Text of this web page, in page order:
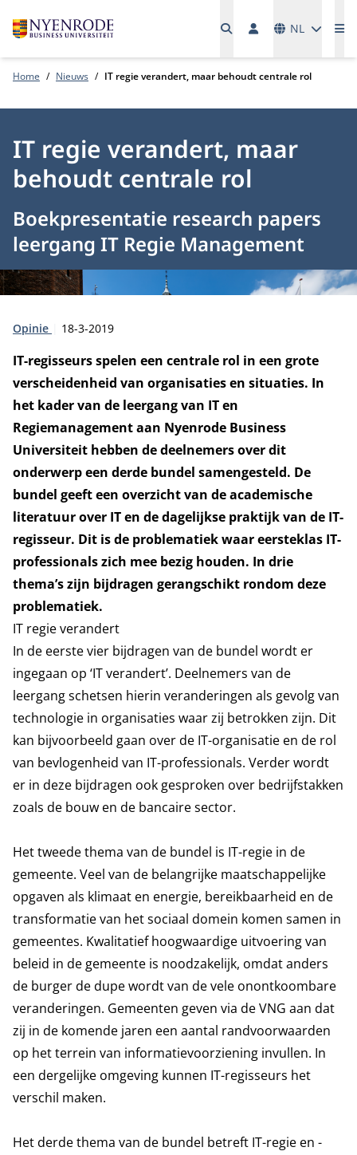
NL
Home Nieuws IT regie verandert, maar behoudt centrale rol
IT regie verandert, maar
behoudt centrale rol
Boekpresentatie research papers
leergang IT Regie Management
Type:
Opinie Publicatiedatum:
18-3-2019
IT-regisseurs spelen een centrale rol in een grote
verscheidenheid van organisaties en situaties. In
het kader van de leergang van IT en
Regiemanagement aan Nyenrode Business
Universiteit hebben de deelnemers over dit
onderwerp een derde bundel samengesteld. De
bundel geeft een overzicht van de academische
literatuur over IT en de dagelijkse praktijk van de IT-
regisseur. Dit is de problematiek waar eersteklas IT-
professionals zich mee bezig houden. In drie
thema’s zijn bijdragen gerangschikt rondom deze
problematiek.
IT regie verandert
In de eerste vier bijdragen van de bundel wordt er
ingegaan op ‘IT verandert’. Deelnemers van de
leergang schetsen hierin veranderingen als gevolg van
technologie in organisaties waar zij betrokken zijn. Dit
kan bijvoorbeeld gaan over de IT-organisatie en de rol
van bevlogenheid van IT-professionals. Verder wordt
er in deze bijdragen ook gesproken over bedrijfstakken
zoals de bouw en de bancaire sector.
Het tweede thema van de bundel is IT-regie in de
gemeente. Veel van de belangrijke maatschappelijke
opgaven als klimaat en energie, bereikbaarheid en de
transformatie van het sociaal domein komen samen in
gemeentes. Kwalitatief hoogwaardige uitvoering van
beleid in de gemeente is noodzakelijk, omdat anders
de burger de dupe wordt van de vele onontkoombare
veranderingen. Gemeenten geven via de VNG aan dat
zij in de komende jaren een aantal randvoorwaarden
op het terrein van informatievoorziening invullen. In
een dergelijke omgeving kunnen IT-regisseurs het
verschil maken.
Het derde thema van de bundel betreft IT-regie en -